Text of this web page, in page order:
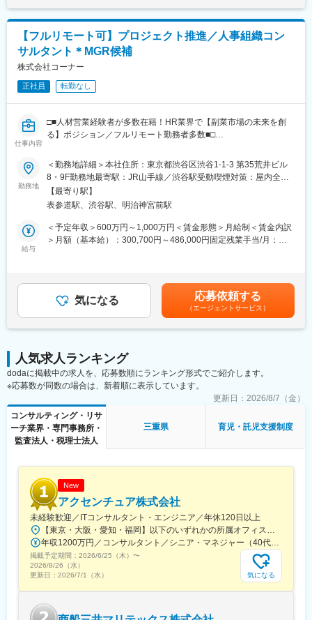
【フルリモート可】プロジェクト推進／人事組織コン
サルタント＊MGR候補
株式会社コーナー
正社員 転勤なし
仕事内容
□■人材営業経験者が多数在籍！HR業界で【副業市場の未来を創
る】ポジション／フルリモート勤務者多数■□
「1人が、複数の会社で本気で働ける社会をつくる。」という想い
を形にすべく、2016年に創業。
企業の採用/制度設計/組織開発/労務等の組織課題に対して、
当社に登録いただいている”プロフェッショナル（プロ人事）”と伴
走する形で企業課題の解決を行う、コンサルタント（MGR/パート
ナー）のポジションです。当社への”プロ人事”のご登録者数は
7000名を突破。支援企業も増加の一途を辿っています。
-顧客の経営 / 人事 / 現場など様々な関係者へヒアリングを行い、
事業推進上における課題を設定し、提案を行う
どを通じ、顧客接点を強化し課題をヒアリングします。そうした
日々の顧客接点から、クライアントの経営課題を特定し解決に向
けたコンサルティング提案書を作成・提案します。
様々な人事課題に対して、即戦力となるフリーランス/複業会社員/
顧問などのプロフェッショナルとともに、パートナーとして課題
解決を目指していくポジションです。
いため、顧客課題に深く入り込むこみながら多角的な顧客支援が
できます。
◎サービス拡大余地のある国内市場の拡大を担う最前線に身を置
けます！
少子高齢化による人手不足やデジタル人材不足、ジョブ型雇用へ
の流れが加速する現在において、人事的課題の多種多様化が進
み、企業は自社内リソースだけでは課題解決ができなくなってき
ットのダイナミクスを肌で感じられるポジションです。
勤務地
＜勤務地詳細＞本社住所：東京都渋谷区渋谷1-1-3 第35荒井ビル
8・9F勤務地最寄駅：JR山手線／渋谷駅受動喫煙対策：屋内全面
禁煙変更の範囲：会社の定める事業所（リモートワーク含む）
【最寄り駅】
表参道駅、渋谷駅、明治神宮前駅
給与
＜予定年収＞600万円～1,000万円＜賃金形態＞月給制＜賃金内訳
＞月額（基本給）：300,700円～486,000円固定残業手当/月：
賞与・インセンティブ：それぞれ年2回支給※個人業績や会社業績
によって変動賃金はあくまでも目安の金額であり、選考を通じて
上下する可能性があります。月給(月額)は固定手当を含めた表記で
す。
気になる 応募依頼する
（エージェントサービス）
人気求人ランキング
dodaに掲載中の求人を、応募数順にランキング形式でご紹介します。
※応募数が同数の場合は、新着順に表示しています。
更新日： 2026/8/7（金）
コンサルティング・リサ
ーチ業界・専門事務所・
監査法人・税理士法人
三重県 育児・託児支援制度
New
アクセンチュア株式会社
未経験歓迎／ITコンサルタント・エンジニア／年休120日以上
【東京・大阪・愛知・福岡】以下のいずれかの所属オフィスもしくは各エリアのプロジェクト先 所属オフィス：■赤坂インターシティ■関西オフィス■アクセンチュア・アドバンスト・テクノロジーセンター名古屋■福岡オフィス※詳細は勤務地一覧よりご覧いただけます。※所属オフィスを問わずプロジェクトにより、国内出張、海外出張の可能性があります【魅力ポイント│世界の知恵を活用】世界中のベストプラクティスがデータベースに集約されており、数多くの事例や社員の知恵を活用できます。日本では前例のない案件でも、世界各国の社員からオンライン・オフライン（海外出張）問わず、気軽にアドバイスを受けることができます。★ この求人のPOINT ★￣￣V￣￣￣￣￣￣￣￣￣＃世界約78万人規模の大手基盤で安定性◎若手から裁量大きく挑戦・成長できる環境＃土日祝休／連続5日以上の休暇取得も可能！／フルフレックス（コアタイムなし）＃コンサル・IT未経験者向けの手厚い研修◎／メンター制度もあるため安心してチャレンジOK！
年収1200万円／コンサルタント／シニア・マネジャー（40代） 年収1000万円／テクノロジーアーキテクト（30代）
掲載予定期間： 2026/6/25（木） 〜
2026/8/26（水）
更新日： 2026/7/1（水） 気になる